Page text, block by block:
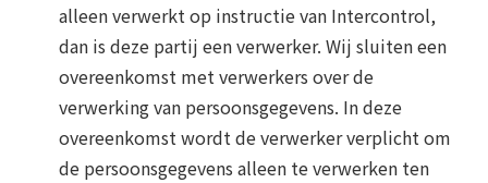
alleen verwerkt op instructie van Intercontrol,
dan is deze partij een verwerker. Wij sluiten een
overeenkomst met verwerkers over de
verwerking van persoonsgegevens. In deze
overeenkomst wordt de verwerker verplicht om
de persoonsgegevens alleen te verwerken ten